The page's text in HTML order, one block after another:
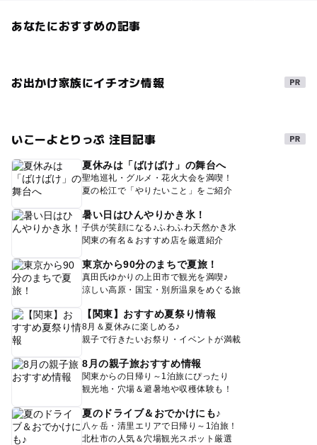
あなたにおすすめの記事
お出かけ家族にイチオシ情報
いこーよとりっぷ 注目記事
夏休みは「ばけばけ」の舞台へ
聖地巡礼・グルメ・花火大会を満喫！
夏の松江で「やりたいこと」をご紹介
暑い日はひんやりかき氷！
子供が笑顔になる♪ふわふわ天然かき氷
関東の有名＆おすすめ店を厳選紹介
東京から90分のまちで夏旅！
真田氏ゆかりの上田市で観光を満喫♪
涼しい高原・国宝・別所温泉をめぐる旅
【関東】おすすめ夏祭り情報
8月＆夏休みに楽しめる♪
親子で行きたいお祭り・イベントが満載
8月の親子旅おすすめ情報
関東からの日帰り～1泊旅にぴったり
観光地・穴場＆避暑地や収穫体験も！
夏のドライブ＆おでかけにも♪
八ヶ岳・清里エリアで日帰り～1泊旅！
北杜市の人気＆穴場観光スポット厳選